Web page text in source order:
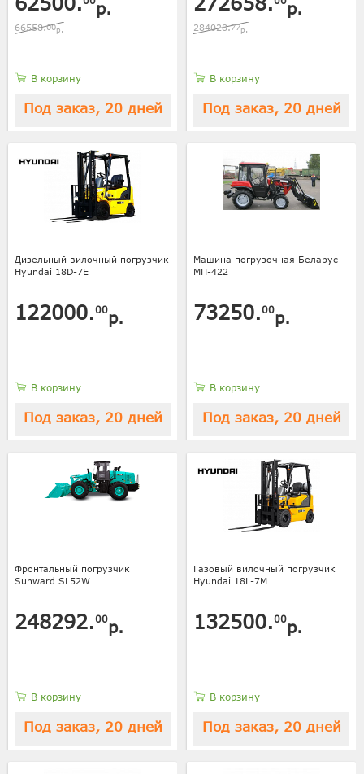
р.
66558.00р.
В корзину
Под заказ, 20 дней
р.
284028.77р.
В корзину
Под заказ, 20 дней
Дизельный вилочный погрузчик
Hyundai 18D-7E
122000.00р.
В корзину
Под заказ, 20 дней
Машина погрузочная Беларус
МП-422
73250.00р.
В корзину
Под заказ, 20 дней
Фронтальный погрузчик
Sunward SL52W
248292.00р.
В корзину
Под заказ, 20 дней
Газовый вилочный погрузчик
Hyundai 18L-7M
132500.00р.
В корзину
Под заказ, 20 дней